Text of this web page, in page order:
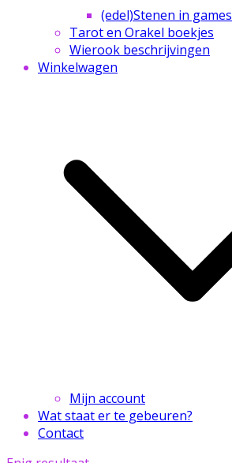
(edel)Stenen in games
Tarot en Orakel boekjes
Wierook beschrijvingen
Winkelwagen
Mijn account
Wat staat er te gebeuren?
Contact